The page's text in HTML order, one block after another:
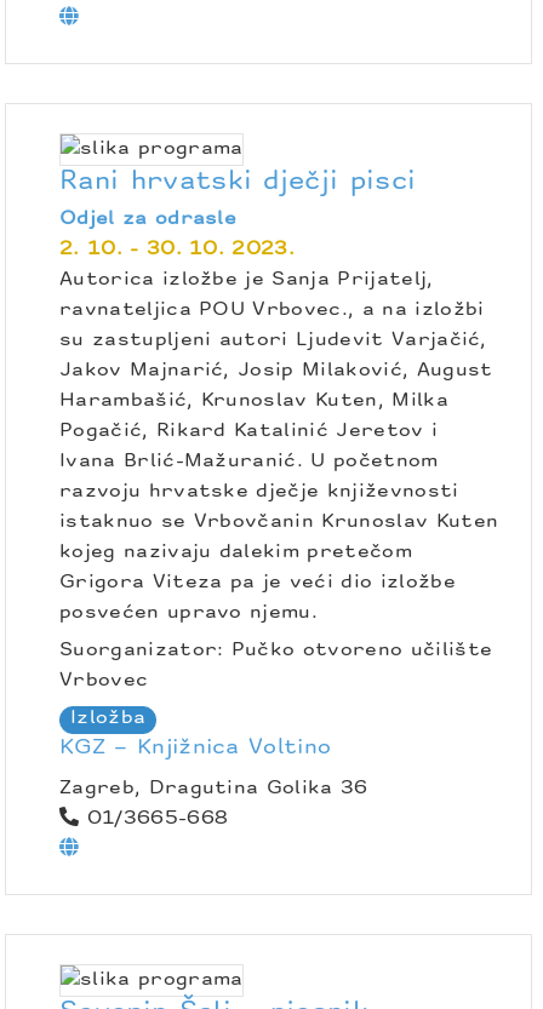
Rani hrvatski dječji pisci
Odjel za odrasle
2. 10. - 30. 10. 2023.
Autorica izložbe je Sanja Prijatelj,
ravnateljica POU Vrbovec., a na izložbi
su zastupljeni autori Ljudevit Varjačić,
Jakov Majnarić, Josip Milaković, August
Harambašić, Krunoslav Kuten, Milka
Pogačić, Rikard Katalinić Jeretov i
Ivana Brlić-Mažuranić. U početnom
razvoju hrvatske dječje književnosti
istaknuo se Vrbovčanin Krunoslav Kuten
kojeg nazivaju dalekim pretečom
Grigora Viteza pa je veći dio izložbe
posvećen upravo njemu.
Suorganizator: Pučko otvoreno učilište
Vrbovec
Izložba
KGZ – Knjižnica Voltino
Zagreb, Dragutina Golika 36
01/3665-668